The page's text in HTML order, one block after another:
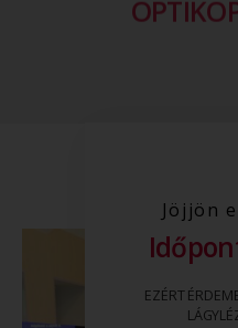
Jöjjön
EZÉRT